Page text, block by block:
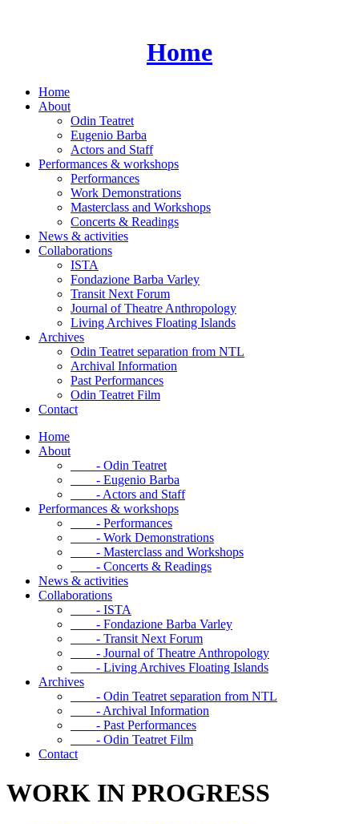
Home
Home
About
Odin Teatret
Eugenio Barba
Actors and Staff
Performances & workshops
Performances
Work Demonstrations
Masterclass and Workshops
Concerts & Readings
News & activities
Collaborations
ISTA
Fondazione Barba Varley
Transit Next Forum
Journal of Theatre Anthropology
Living Archives Floating Islands
Archives
Odin Teatret separation from NTL
Archival Information
Past Performances
Odin Teatret Film
Contact
Home
About
- Odin Teatret
- Eugenio Barba
- Actors and Staff
Performances & workshops
- Performances
- Work Demonstrations
- Masterclass and Workshops
- Concerts & Readings
News & activities
Collaborations
- ISTA
- Fondazione Barba Varley
- Transit Next Forum
- Journal of Theatre Anthropology
- Living Archives Floating Islands
Archives
- Odin Teatret separation from NTL
- Archival Information
- Past Performances
- Odin Teatret Film
Contact
WORK IN PROGRESS